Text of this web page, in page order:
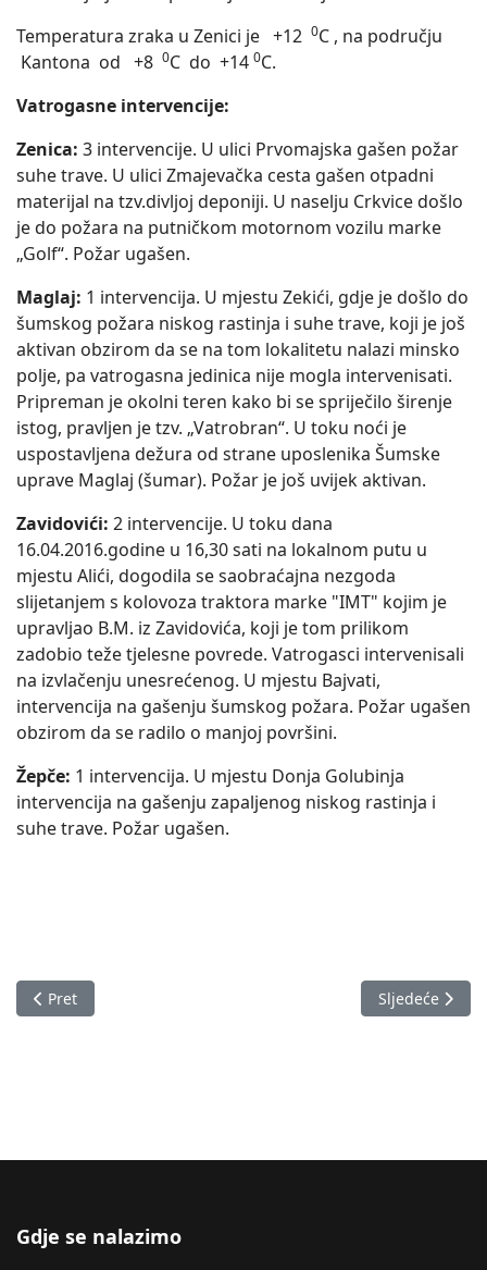
Temperatura zraka u Zenici je +12 0C , na području
Kantona od +8 0C do +14 0C.
Vatrogasne intervencije:
Zenica: 3 intervencije. U ulici Prvomajska gašen požar
suhe trave. U ulici Zmajevačka cesta gašen otpadni
materijal na tzv.divljoj deponiji. U naselju Crkvice došlo
je do požara na putničkom motornom vozilu marke
„Golf“. Požar ugašen.
Maglaj: 1 intervencija. U mjestu Zekići, gdje je došlo do
šumskog požara niskog rastinja i suhe trave, koji je još
aktivan obzirom da se na tom lokalitetu nalazi minsko
polje, pa vatrogasna jedinica nije mogla intervenisati.
Pripreman je okolni teren kako bi se spriječilo širenje
istog, pravljen je tzv. „Vatrobran“. U toku noći je
uspostavljena dežura od strane uposlenika Šumske
uprave Maglaj (šumar). Požar je još uvijek aktivan.
Zavidovići: 2 intervencije. U toku dana
16.04.2016.godine u 16,30 sati na lokalnom putu u
mjestu Alići, dogodila se saobraćajna nezgoda
slijetanjem s kolovoza traktora marke "IMT" kojim je
upravljao B.M. iz Zavidovića, koji je tom prilikom
zadobio teže tjelesne povrede. Vatrogasci intervenisali
na izvlačenju unesrećenog. U mjestu Bajvati,
intervencija na gašenju šumskog požara. Požar ugašen
obzirom da se radilo o manjoj površini.
Žepče: 1 intervencija. U mjestu Donja Golubinja
intervencija na gašenju zapaljenog niskog rastinja i
suhe trave. Požar ugašen.
Prethodni članak: Izvještaj o stanju u Zeničko-dobojskom
Pret Sljedeći
Sljedeće
Gdje se nalazimo